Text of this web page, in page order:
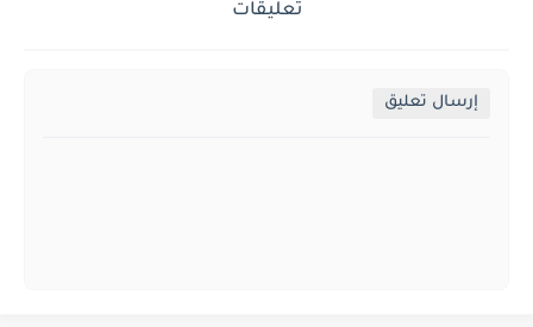
تعليقات
إرسال تعليق